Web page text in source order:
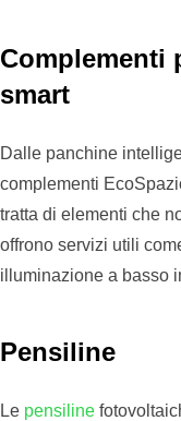
Complementi
smart
Dalle panchine
complementi
tratta di elementi che
offrono servizi utili
illuminazione a basso
Pensiline
Le pensiline